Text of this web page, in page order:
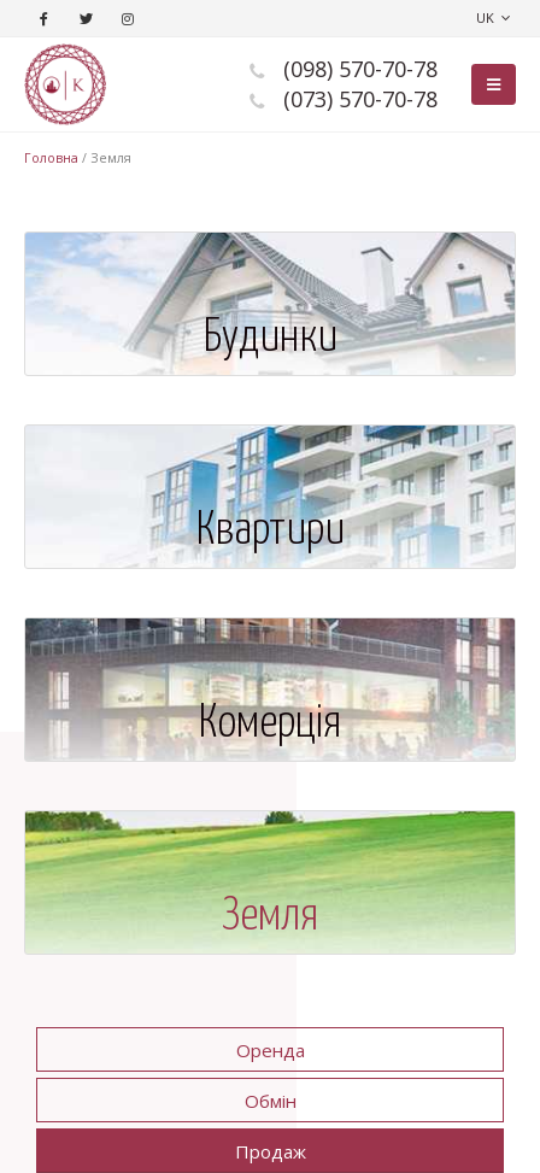
UK
(098) 570-70-78
(073) 570-70-78
Головна / Земля
Будинки
Квартири
Комерція
Земля
Оренда
Обмін
Продаж